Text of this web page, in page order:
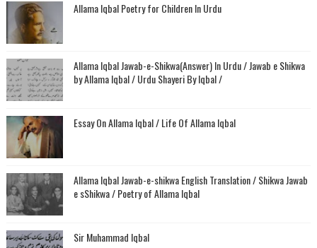
Allama Iqbal Poetry for Children In Urdu
Allama Iqbal Jawab-e-Shikwa(Answer) In Urdu / Jawab e Shikwa
by Allama Iqbal / Urdu Shayeri By Iqbal /
Essay On Allama Iqbal / Life Of Allama Iqbal
Allama Iqbal Jawab-e-shikwa English Translation / Shikwa Jawab
e sShikwa / Poetry of Allama Iqbal
Sir Muhammad Iqbal